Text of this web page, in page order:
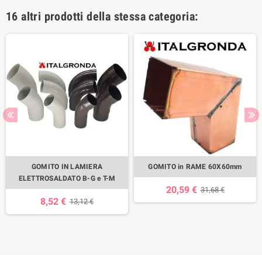
16 altri prodotti della stessa categoria:
GOMITO IN LAMIERA
ELETTROSALDATO B-G e T-M
8,52 € 13,12 €
GOMITO in RAME 60X60mm
20,59 € 31,68 €